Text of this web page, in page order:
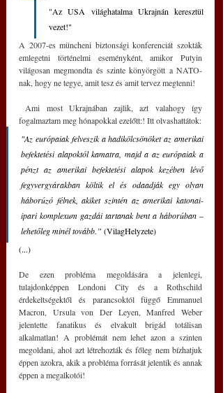
"Az USA világhatalma Ukrajnán keresztül
vezet!"
A 2007-es müncheni biztonsági konferenciát szokták
emlegetni történelmi eseményként, amikor Putyin
világosan megmondta és szinte könyörgött a NATO-
nak, hogy ne tegye, amit tesz és amit tervez megtenni!
Ami most Ukrajnában zajlik, azt valahogy így
fogalmaztam meg hónapokkal ezelőtt:! Itt olvashattátok:
"Az európaiak felveszik a hadikölcsönöket az amerikai
befektetési alapoktól kamatra, majd a az európaiak a
pénzt az amerikai befektetési alapok kezében lévő
fegyvergyárakban költik el és odaadják egy olyan
háborúzó félnek, akiket szintén az amerikai katonai-
ipari komplexum gazdái tartanak bent a háborúban –
lehetőleg minél tovább.” (VilagHelyzete)
(...)
De ezen probléma megoldására a jelenlegi,
tulajdonképpen Londoni City és a Rothschild
érdekeltségektől és parancsoktól függő Emmanuel
Macron, Ursula von Der Leyen, Manfred Weber
jelentette fanatikus és elvakult brigád totálisan
alkalmatlan! A problémát nem lehet azon a szinten
megoldani, ahol azt létrehozták és főleg nem bízhatjuk
éppen azokra, akik a probléma forrását jelentik és annak
éppen a megalkotói!